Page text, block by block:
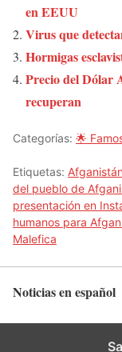
en EEUU
Virus que
Hormigas
Precio del Dólar
recuperan
Categorías: 🌟
Etiquetas: Afganistán
del pueblo de
presentación en
humanos para
Malefica
Noticias en español